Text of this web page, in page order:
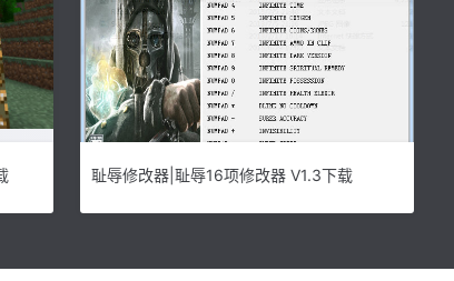
耻辱修改器|耻辱16项修改器 V1.3下载